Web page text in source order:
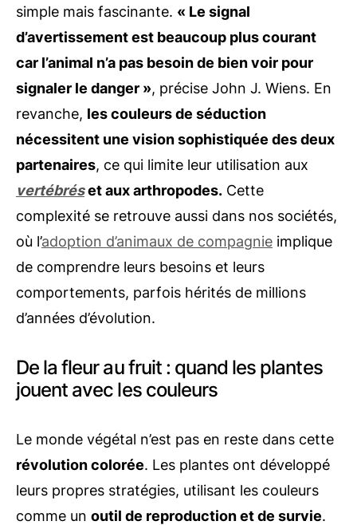
simple mais fascinante. « Le signal
d’avertissement est beaucoup plus courant
car l’animal n’a pas besoin de bien voir pour
signaler le danger », précise John J. Wiens. En
revanche, les couleurs de séduction
nécessitent une vision sophistiquée des deux
partenaires, ce qui limite leur utilisation aux
vertébréset aux arthropodes. Cette
complexité se retrouve aussi dans nos sociétés,
où l’adoption d’animaux de compagnie implique
de comprendre leurs besoins et leurs
comportements, parfois hérités de millions
d’années d’évolution.
De la fleur au fruit : quand les plantes
jouent avec les couleurs
Le monde végétal n’est pas en reste dans cette
révolution colorée. Les plantes ont développé
leurs propres stratégies, utilisant les couleurs
comme un outil de reproduction et de survie.